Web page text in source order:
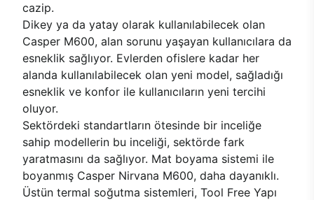
cazip.
Dikey ya da yatay olarak kullanılabilecek olan
Casper M600, alan sorunu yaşayan kullanıcılara da
esneklik sağlıyor. Evlerden ofislere kadar her
alanda kullanılabilecek olan yeni model, sağladığı
esneklik ve konfor ile kullanıcıların yeni tercihi
oluyor.
Sektördeki standartların ötesinde bir inceliğe
sahip modellerin bu inceliği, sektörde fark
yaratmasını da sağlıyor. Mat boyama sistemi ile
boyanmış Casper Nirvana M600, daha dayanıklı.
Üstün termal soğutma sistemleri, Tool Free Yapı